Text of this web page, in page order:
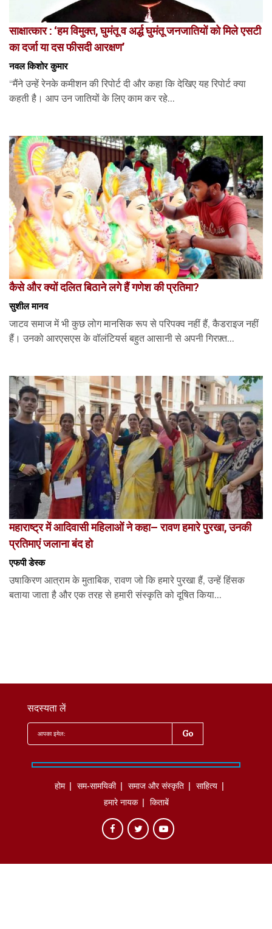
साक्षात्कार : ‘हम विमुक्त, घुमंतू व अर्द्ध घुमंतू जनजातियों को मिले एसटी
का दर्जा या दस फीसदी आरक्षण’
नवल किशोर कुमार
“मैंने उन्हें रेनके कमीशन की रिपोर्ट दी और कहा कि देखिए यह रिपोर्ट क्या
कहती है। आप उन जातियों के लिए काम कर रहे...
कैसे और क्यों दलित बिठाने लगे हैं गणेश की प्रतिमा?
सुशील मानव
जाटव समाज में भी कुछ लोग मानसिक रूप से परिपक्व नहीं हैं, कैडराइज नहीं
हैं। उनको आरएसएस के वॉलंटियर्स बहुत आसानी से अपनी गिरफ़्त...
महाराष्ट्र में आदिवासी महिलाओं ने कहा– रावण हमारे पुरखा, उनकी
प्रतिमाएं जलाना बंद हो
एफपी डेस्‍क
उषाकिरण आत्राम के मुताबिक, रावण जो कि हमारे पुरखा हैं, उन्हें हिंसक
बताया जाता है और एक तरह से हमारी संस्कृति को दूषित किया...
सदस्यता लें
होम सम-सामयिकी समाज और संस्कृति
साहित्‍य
हमारे नायक
किताबें